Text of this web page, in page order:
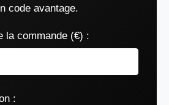
code avantage.
la commande (€) :
: